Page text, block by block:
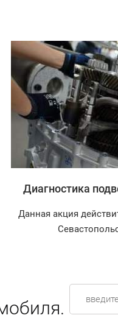
Диагностика
Данная акция